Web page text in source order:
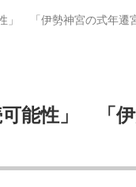
」 「伊勢神宮の式年
能性」 「